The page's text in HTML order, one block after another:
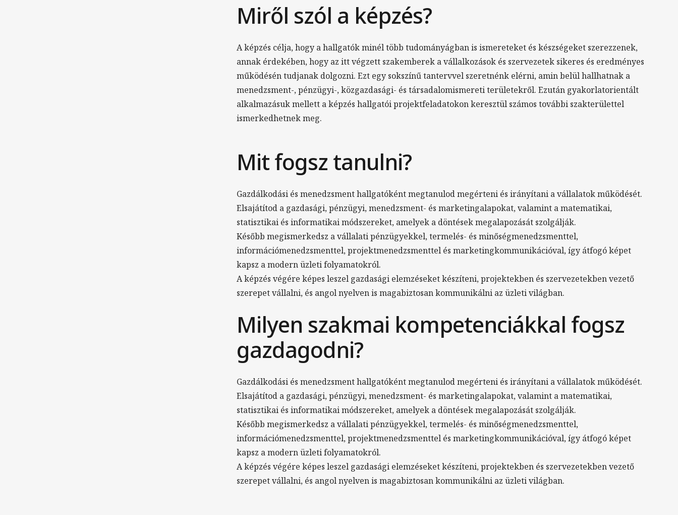
Miről szól a képzés?
A képzés célja, hogy a hallgatók minél több tudományágban is ismereteket és készségeket szerezzenek,
annak érdekében, hogy az itt végzett szakemberek a vállalkozások és szervezetek sikeres és eredményes
működésén tudjanak dolgozni. Ezt egy sokszínű tantervvel szeretnénk elérni, amin belül hallhatnak a
menedzsment-, pénzügyi-, közgazdasági- és társadalomismereti területekről. Ezután gyakorlatorientált
alkalmazásuk mellett a képzés hallgatói projektfeladatokon keresztül számos további szakterülettel
ismerkedhetnek meg.
Mit fogsz tanulni?
Gazdálkodási és menedzsment hallgatóként megtanulod megérteni és irányítani a vállalatok működését.
Elsajátítod a gazdasági, pénzügyi, menedzsment- és marketingalapokat, valamint a matematikai,
statisztikai és informatikai módszereket, amelyek a döntések megalapozását szolgálják.
Később megismerkedsz a vállalati pénzügyekkel, termelés- és minőségmenedzsmenttel,
információmenedzsmenttel, projektmenedzsmenttel és marketingkommunikációval, így átfogó képet
kapsz a modern üzleti folyamatokról.
A képzés végére képes leszel gazdasági elemzéseket készíteni, projektekben és szervezetekben vezető
szerepet vállalni, és angol nyelven is magabiztosan kommunikálni az üzleti világban.
Milyen szakmai kompetenciákkal fogsz
gazdagodni?
Gazdálkodási és menedzsment hallgatóként megtanulod megérteni és irányítani a vállalatok működését.
Elsajátítod a gazdasági, pénzügyi, menedzsment- és marketingalapokat, valamint a matematikai,
statisztikai és informatikai módszereket, amelyek a döntések megalapozását szolgálják.
Később megismerkedsz a vállalati pénzügyekkel, termelés- és minőségmenedzsmenttel,
információmenedzsmenttel, projektmenedzsmenttel és marketingkommunikációval, így átfogó képet
kapsz a modern üzleti folyamatokról.
A képzés végére képes leszel gazdasági elemzéseket készíteni, projektekben és szervezetekben vezető
szerepet vállalni, és angol nyelven is magabiztosan kommunikálni az üzleti világban.